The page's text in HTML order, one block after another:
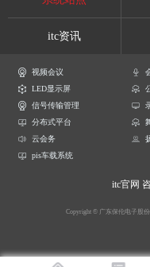
itc资讯
视频会议
LED显示屏
信号传输管理
分布式平台
云会务
pis车载系统
itc官网
Copyright © 广东保伦电子股